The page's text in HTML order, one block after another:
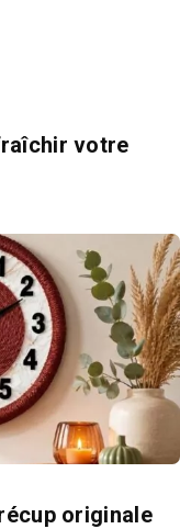
votre
originale